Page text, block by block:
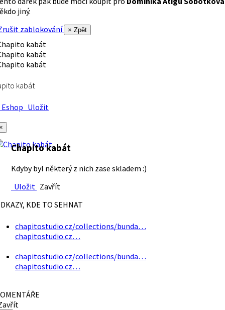
jiný.
zablokování
× Zpět
kabát
Uložit
Chapito kabát
Kdyby byl některý z nich zase skladem :)
Uložit Zavřít
KDE TO SEHNAT
chapitostudio.cz/collections/bunda…
chapitostudio.cz…
chapitostudio.cz/collections/bunda…
chapitostudio.cz…